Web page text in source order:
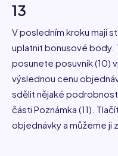
13
V posledním kroku mají
uplatnit bonusové body.
posunete posuvník (10)
výslednou cenu
sdělit nějaké
části Poznámka (11).
objednávky a můžeme ji